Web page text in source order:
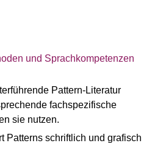
und Sprachkompetenzen
Pattern-Literatur
fachspezifische
sie nutzen.
Patterns schriftlich und grafisch